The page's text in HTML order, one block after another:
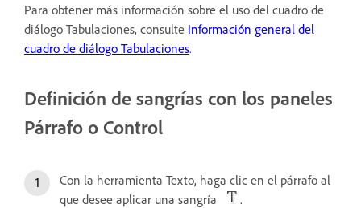
Para obtener más información sobre el uso del cuadro de
diálogo Tabulaciones, consulte Información general del
cuadro de diálogo Tabulaciones.
Definición de sangrías con los paneles
Párrafo o Control
Con la herramienta Texto, haga clic en el párrafo al
que desee aplicar una sangría
.